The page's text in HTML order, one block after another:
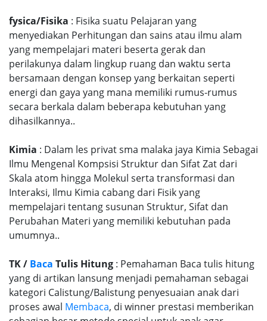
fysica/Fisika : Fisika suatu Pelajaran yang
menyediakan Perhitungan dan sains atau ilmu alam
yang mempelajari materi beserta gerak dan
perilakunya dalam lingkup ruang dan waktu serta
bersamaan dengan konsep yang berkaitan seperti
energi dan gaya yang mana memiliki rumus-rumus
secara berkala dalam beberapa kebutuhan yang
dihasilkannya..
Kimia : Dalam les privat sma malaka jaya Kimia Sebagai
Ilmu Mengenal Kompsisi Struktur dan Sifat Zat dari
Skala atom hingga Molekul serta transformasi dan
Interaksi, Ilmu Kimia cabang dari Fisik yang
mempelajari tentang susunan Struktur, Sifat dan
Perubahan Materi yang memiliki kebutuhan pada
umumnya..
TK / Baca Tulis Hitung : Pemahaman Baca tulis hitung
yang di artikan lansung menjadi pemahaman sebagai
kategori Calistung/Balistung penyesuaian anak dari
proses awal Membaca, di winner prestasi memberikan